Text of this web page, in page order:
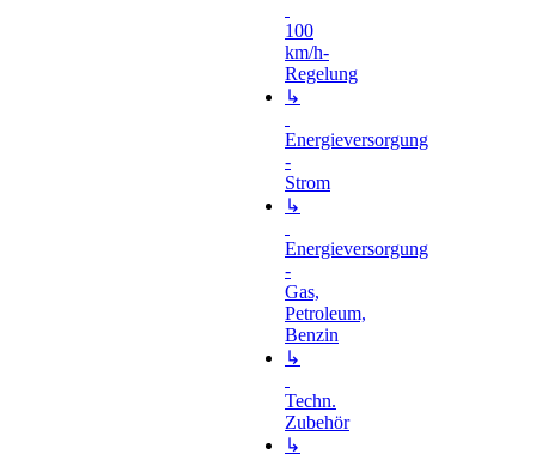
100
km/h-
Regelung
↳
Energieversorgung
-
Strom
↳
Energieversorgung
-
Gas,
Petroleum,
Benzin
↳
Techn.
Zubehör
↳